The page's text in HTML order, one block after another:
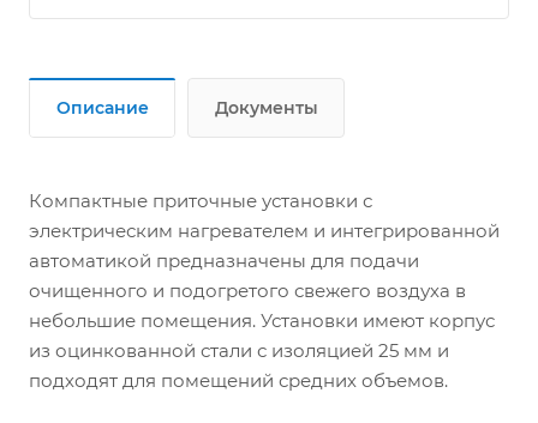
Описание Документы
Компактные приточные установки с
электрическим нагревателем и интегрированной
автоматикой предназначены для подачи
очищенного и подогретого свежего воздуха в
небольшие помещения. Установки имеют корпус
из оцинкованной стали с изоляцией 25 мм и
подходят для помещений средних объемов.